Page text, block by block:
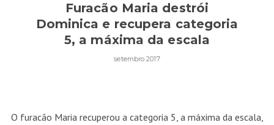
Furacão Maria destrói
Dominica e recupera categoria
5, a máxima da escala
setembro 2017
O furacão Maria recuperou a categoria 5, a máxima da escala,